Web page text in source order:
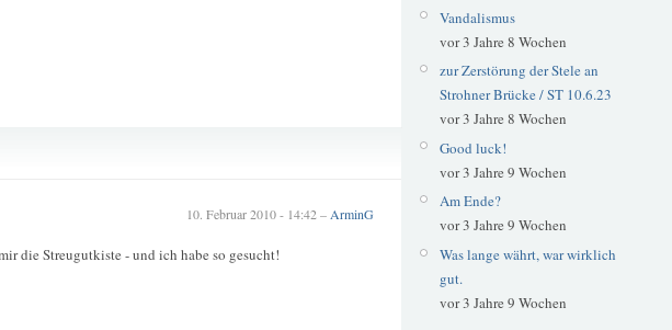
10. Februar 2010 - 14:42 – ArminG
die Streugutkiste - und ich habe so gesucht!
Vandalismus
vor 3 Jahre 8 Wochen
zur Zerstörung der Stele an
Strohner Brücke / ST 10.6.23
vor 3 Jahre 8 Wochen
Good luck!
vor 3 Jahre 9 Wochen
Am Ende?
vor 3 Jahre 9 Wochen
Was lange währt, war wirklich
gut.
vor 3 Jahre 9 Wochen